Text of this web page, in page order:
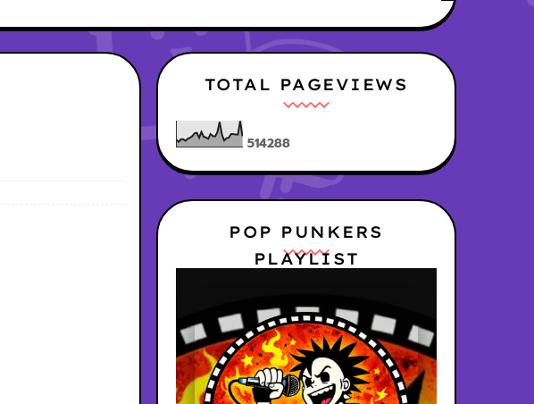
TOTAL PAGEVIEWS
514288
POP PUNKERS
PLAYLIST